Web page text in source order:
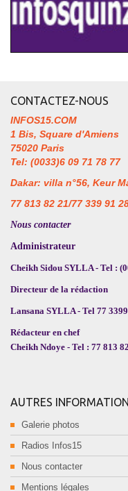
CONTACTEZ-NOUS
INFOS15.COM
1 Bis, Square d'Amiens
75020 Paris
Tel: (0033)6 09 71 78 77
Dakar: villa n°56, Keur
77 813 82 21/77 339 91
Nous contacter
Administrateur
Cheikh Sidou SYLLA - Tel :
Directeur de la rédaction
Lansana SYLLA - Tel 77
Rédacteur en chef
Cheikh Ndoye - Tel : 77 813
AUTRES
Galerie photos
Radios Infos15
Nous contacter
Mentions légales